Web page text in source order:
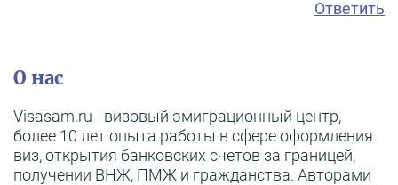
Ответить
О нас
Visasam.ru - визовый эмиграционный центр,
более 10 лет опыта работы в сфере оформления
виз, открытия банковских счетов за границей,
получении ВНЖ, ПМЖ и гражданства. Авторами